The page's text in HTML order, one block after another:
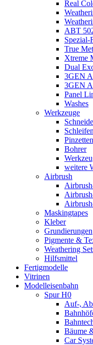
Real
ABT
Spezial-
True
Xtreme
Dual
3GEN
3GEN
Panel
Washes
Werkzeuge
Bohrer
weitere
Airbrush
Maskingtapes
Kleber
Grundierungen
Pigmente &
Weathering
Hilfsmittel
Fertigmodelle
Vitrinen
Modelleisenbahn
Spur H0
Auf-,
Bäume
Car